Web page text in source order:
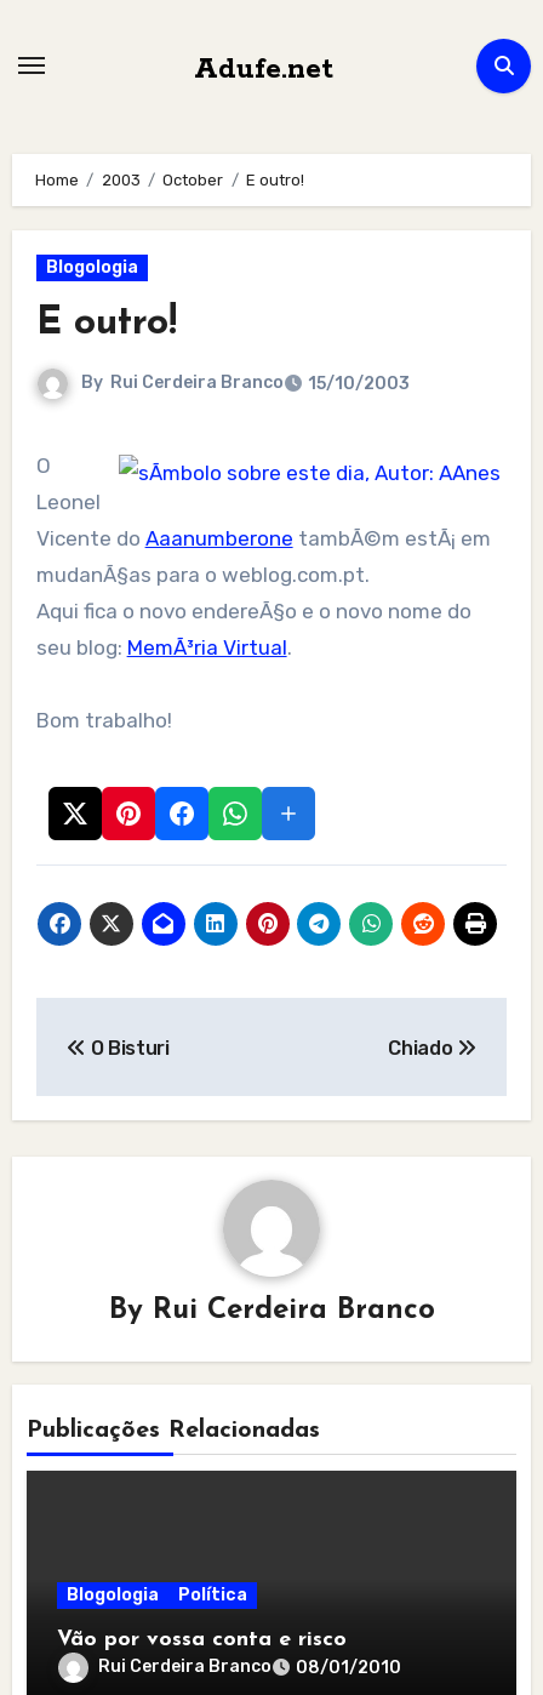
Adufe.net
Home 2003 October E outro!
Blogologia
E outro!
By Rui Cerdeira Branco 15/10/2003
O
Leonel
Vicente do Aaanumberone tambÃ©m estÃ¡ em
mudanÃ§as para o weblog.com.pt.
Aqui fica o novo endereÃ§o e o novo nome do
seu blog: MemÃ³ria Virtual.
Bom trabalho!
O Bisturi Chiado
By Rui Cerdeira Branco
Publicações Relacionadas
Blogologia Política
Vão por vossa conta e risco
Rui Cerdeira Branco 08/01/2010